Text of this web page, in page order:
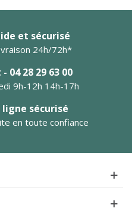
et sécurisé
24h/72h*
04 28 29 63 00
9h-12h 14h-17h
sécurisé
en toute confiance